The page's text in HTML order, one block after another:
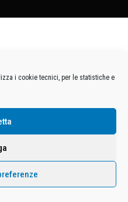
i cookie tecnici, per le statistiche e